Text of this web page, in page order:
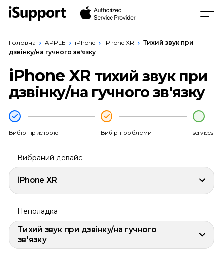
Головна APPLE iPhone iPhone XR
Тихий звук при
дзвінку/на гучного зв'язку
iPhone XR тихий звук при
дзвінку/на гучного зв'язку
Вибір пристрою Вибір проблеми services
Вибраний девайс
iPhone XR
Неполадка
Тихий звук при дзвінку/на гучного
зв'язку